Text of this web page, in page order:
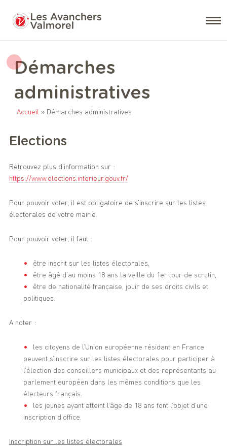
Démarches
administratives
Accueil » Démarches administratives
Elections
Retrouvez plus d’information sur :
https://www.elections.interieur.gouv.fr/
Pour pouvoir voter, il est obligatoire de s’inscrire sur les listes
électorales de votre mairie.
Pour pouvoir voter, il faut :
être inscrit sur les listes électorales,
être âgé d’au moins 18 ans la veille du 1er tour de scrutin,
être de nationalité française, jouir de ses droits civils et
politiques.
A noter :
les citoyens de l’Union européenne résidant en France
peuvent s’inscrire sur les listes électorales pour participer à
l’élection des conseillers municipaux et des représentants au
parlement européen dans les mêmes conditions que les
électeurs français.
les jeunes ayant atteint l’âge de 18 ans font l’objet d’une
inscription d’office.
Inscription sur les listes électorales